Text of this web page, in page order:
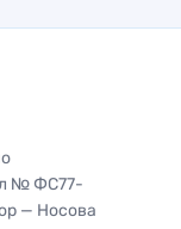
№ ФС77-
— Носова